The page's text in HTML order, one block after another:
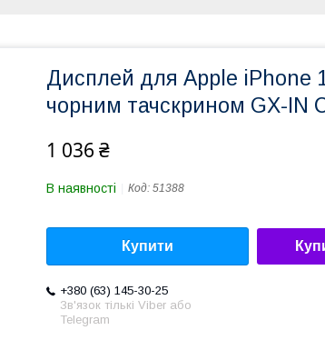
Дисплей для Apple iPhone
чорним тачскрином GX-IN
1 036 ₴
В наявності Код: 51388
Купити
+380 (63) 145-30-25
Зв'язок тількі Viber або
Telegram